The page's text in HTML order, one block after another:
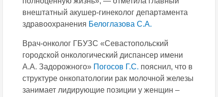
внештатный акушер-гинеколог департамента
здравоохранения Белоглазова С.А.
Врач-онколог ГБУЗС «Севастопольский
городской онкологический диспансер имени
А.А. Задорожного» Погосов Г.С. пояснил, что в
структуре онкопатологии рак молочной железы
занимает лидирующие позиции у женщин –